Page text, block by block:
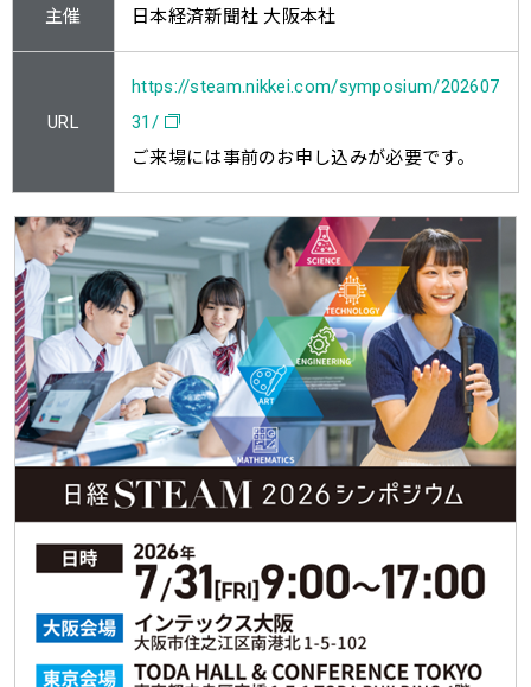
主催 日本経済新聞社 大阪本社
URL
https://steam.nikkei.com/symposium/202607
31/
ご来場には事前のお申し込みが必要です。